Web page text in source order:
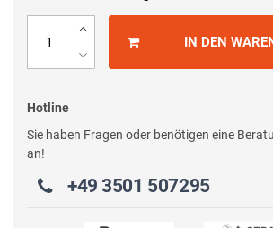
IN DEN
Hotline
Sie haben Fragen oder benötigen eine
an!
+49 3501 507295